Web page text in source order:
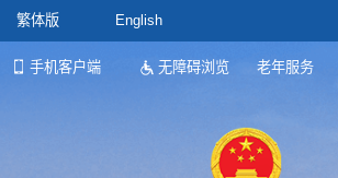
繁体版 English
手机客户端 无障碍浏览 老年服务